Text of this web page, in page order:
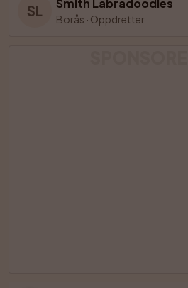
SL Smith Labradoodles
Borås · Oppdretter